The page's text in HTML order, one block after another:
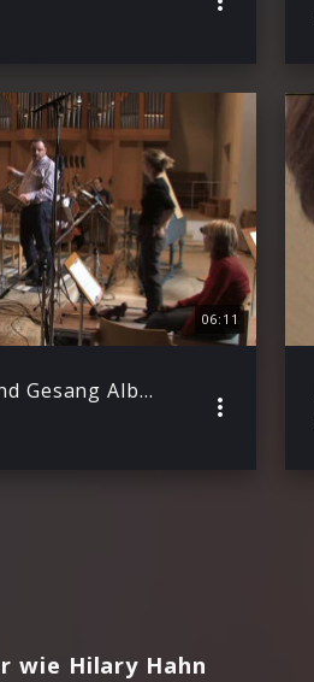
06:11
Bach – Violine und Gesang Albumdokumentation
wie Hilary Hahn